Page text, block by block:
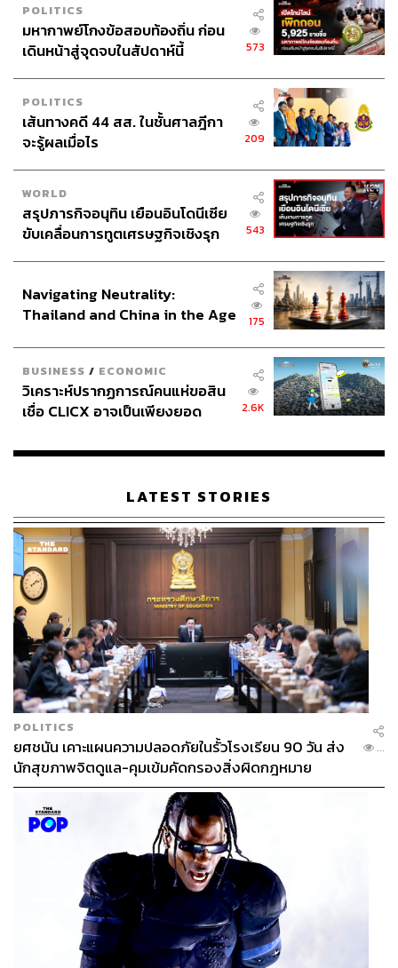
206
ABOUT THE AUTHOR
THE STANDARD TEAM
กองบรรณาธิการ THE STANDARD
ABOUT THE PHOTOGRAPHER
ณาฌารัฐ ภักดีอาสา
ช่างภาพข่าว ประจำสำนักข่าว THE
STANDARD
POLITICS
มหากาพย์โกงข้อสอบท้องถิ่น ก่อน
เดินหน้าสู่จุดจบในสัปดาห์นี้
573
POLITICS
เส้นทางคดี 44 สส. ในชั้นศาลฎีกา
จะรู้ผลเมื่อไร
209
WORLD
สรุปภารกิจอนุทิน เยือนอินโดนีเซีย
ขับเคลื่อนการทูตเศรษฐกิจเชิงรุก
543
Navigating Neutrality:
Thailand and China in the Age
175
BUSINESS / ECONOMIC
วิเคราะห์ปรากฏการณ์คนแห่ขอสิน
เชื่อ CLICX อาจเป็นเพียงยอด
เรือนไทยที่ถูกซุกไว้
2.6K
LATEST STORIES
POLITICS
ยศชนัน เคาะแผนความปลอดภัยในรั้วโรงเรียน 90 วัน ส่ง
นักสุขภาพจิตดูแล-คุมเข้มคัดกรองสิ่งผิดกฎหมาย
...